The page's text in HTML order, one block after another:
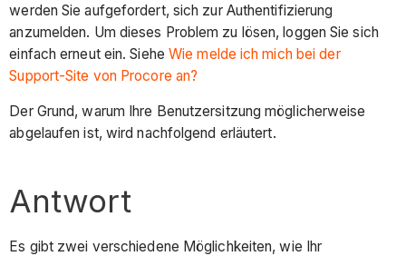
werden Sie aufgefordert, sich zur Authentifizierung
anzumelden. Um dieses Problem zu lösen, loggen Sie sich
einfach erneut ein. Siehe Wie melde ich mich bei der
Support-Site von Procore an?
Der Grund, warum Ihre Benutzersitzung möglicherweise
abgelaufen ist, wird nachfolgend erläutert.
Antwort
Es gibt zwei verschiedene Möglichkeiten, wie Ihr